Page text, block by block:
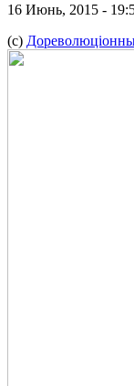
16 Июнь, 2015 -
(c)